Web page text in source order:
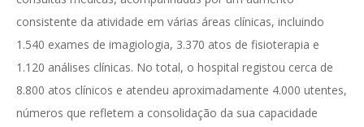
consistente da atividade em várias áreas clínicas, incluindo
1.540 exames de imagiologia, 3.370 atos de fisioterapia e
1.120 análises clínicas. No total, o hospital registou cerca de
8.800 atos clínicos e atendeu aproximadamente 4.000 utentes,
números que refletem a consolidação da sua capacidade